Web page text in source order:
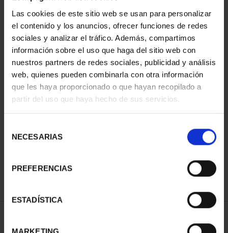
Las cookies de este sitio web se usan para personalizar
el contenido y los anuncios, ofrecer funciones de redes
sociales y analizar el tráfico. Además, compartimos
información sobre el uso que haga del sitio web con
nuestros partners de redes sociales, publicidad y análisis
web, quienes pueden combinarla con otra información
que les haya proporcionado o que hayan recopilado a
partir del uso que haya hecho de sus servicios.
NECESARIAS
PREFERENCIAS
ESTADÍSTICA
CIUDADES PATRIMONIO
DE LA HUMANIDAD
1.095,00 €
CAPITALES DE
PROVINCIA COLECCION
3.796,00 €